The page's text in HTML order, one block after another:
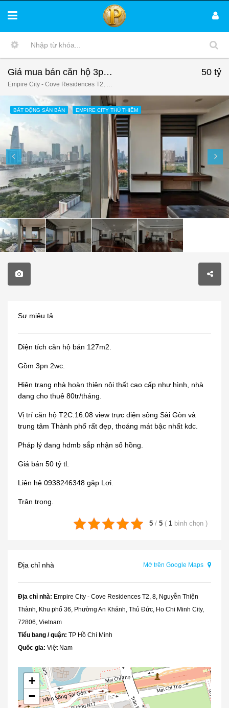
Giá mua bán căn hộ 3pn T2C.16.08 chung cư Empire City Thủ Thiêm T6/2026
Empire City - Cove Residences T2, 8, Nguyễn Thiện Thành, Khu phố 36, Phường An Khánh, Thủ Đức, Ho Chi Minh City, 72806, Vietnam
50 tỷ
BẤT ĐỘNG SẢN BÁN EMPIRE CITY THỦ THIÊM
Sự miêu tả
Diện tích căn hộ bán 127m2.
Gồm 3pn 2wc.
Hiện trạng nhà hoàn thiện nội thất cao cấp như hình, nhà
đang cho thuê 80tr/tháng.
Vị trí căn hộ T2C.16.08 view trực diện sông Sài Gòn và
trung tâm Thành phố rất đẹp, thoáng mát bậc nhất kdc.
Pháp lý đang hdmb sắp nhận sổ hồng.
Giá bán 50 tỷ tl.
Liên hệ 0938246348 gặp Lợi.
Trân trọng.
5 / 5 ( 1 bình chọn )
Địa chỉ nhà Mở trên Google Maps
Địa chỉ nhà: Empire City - Cove Residences T2, 8, Nguyễn Thiện
Thành, Khu phố 36, Phường An Khánh, Thủ Đức, Ho Chi Minh City,
72806, Vietnam
Tiểu bang / quận: TP Hồ Chí Minh
Quốc gia: Việt Nam
+
−